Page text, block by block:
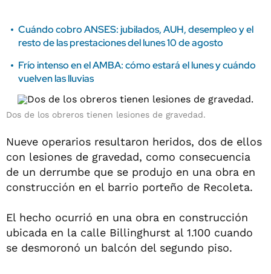
Cuándo cobro ANSES: jubilados, AUH, desempleo y el
resto de las prestaciones del lunes 10 de agosto
Frío intenso en el AMBA: cómo estará el lunes y cuándo
vuelven las lluvias
Dos de los obreros tienen lesiones de gravedad.
Nueve operarios resultaron heridos, dos de ellos
con lesiones de gravedad, como consecuencia
de un derrumbe que se produjo en una obra en
construcción en el barrio porteño de Recoleta.
El hecho ocurrió en una obra en construcción
ubicada en la calle Billinghurst al 1.100 cuando
se desmoronó un balcón del segundo piso.